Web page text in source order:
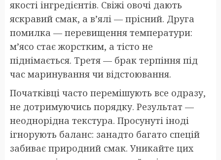
якості інгредієнтів. Свіжі овочі дають
яскравий смак, а в’ялі — прісний. Друга
помилка — перевищення температури:
м’ясо стає жорстким, а тісто не
піднімається. Третя — брак терпіння під
час маринування чи відстоювання.
Початківці часто перемішують все одразу,
не дотримуючись порядку. Результат —
неоднорідна текстура. Просунуті іноді
ігнорують баланс: занадто багато спецій
забиває природний смак. Уникайте цих